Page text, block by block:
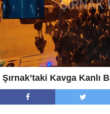
Şırnak’taki Kavga Kanlı